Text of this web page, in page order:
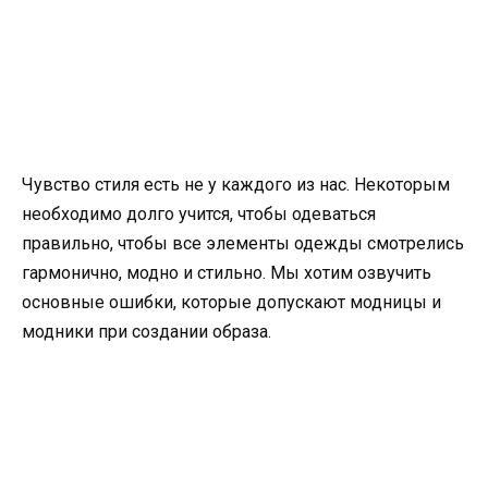
Чувство стиля есть не у каждого из нас. Некоторым
необходимо долго учится, чтобы одеваться
правильно, чтобы все элементы одежды смотрелись
гармонично, модно и стильно. Мы хотим озвучить
основные ошибки, которые допускают модницы и
модники при создании образа.